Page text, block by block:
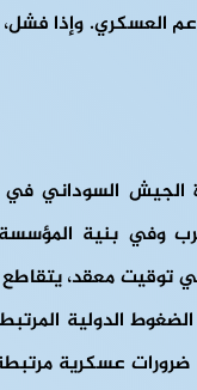
العسكري. وإذا
وفي بنية
توقيت معقد، يتقاطع
الدولية
ضرورات عسكرية